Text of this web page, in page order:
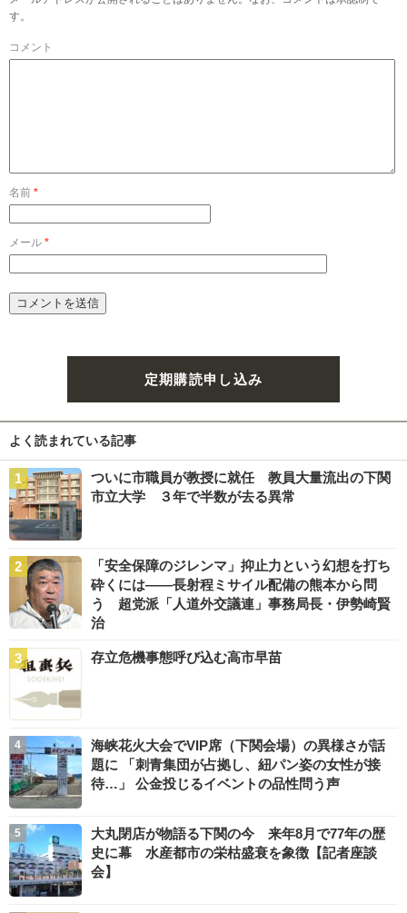
す。
コメント
名前 *
メール *
定期購読申し込み
よく読まれている記事
ついに市職員が教授に就任 教員大量流出の下関
市立大学 ３年で半数が去る異常
「安全保障のジレンマ」抑止力という幻想を打ち
砕くには――長射程ミサイル配備の熊本から問
う 超党派「人道外交議連」事務局長・伊勢崎賢
治
存立危機事態呼び込む高市早苗
海峡花火大会でVIP席（下関会場）の異様さが話
題に 「刺青集団が占拠し、紐パン姿の女性が接
待…」 公金投じるイベントの品性問う声
大丸閉店が物語る下関の今 来年8月で77年の歴
史に幕 水産都市の栄枯盛衰を象徴【記者座談
会】